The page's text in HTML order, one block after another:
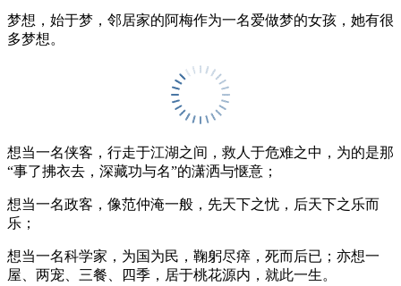
梦想，始于梦，邻居家的阿梅作为一名爱做梦的女孩，她有很
多梦想。
想当一名侠客，行走于江湖之间，救人于危难之中，为的是那
“事了拂衣去，深藏功与名”的潇洒与惬意；
想当一名政客，像范仲淹一般，先天下之忧，后天下之乐而
乐；
想当一名科学家，为国为民，鞠躬尽瘁，死而后已；亦想一
屋、两宠、三餐、四季，居于桃花源内，就此一生。